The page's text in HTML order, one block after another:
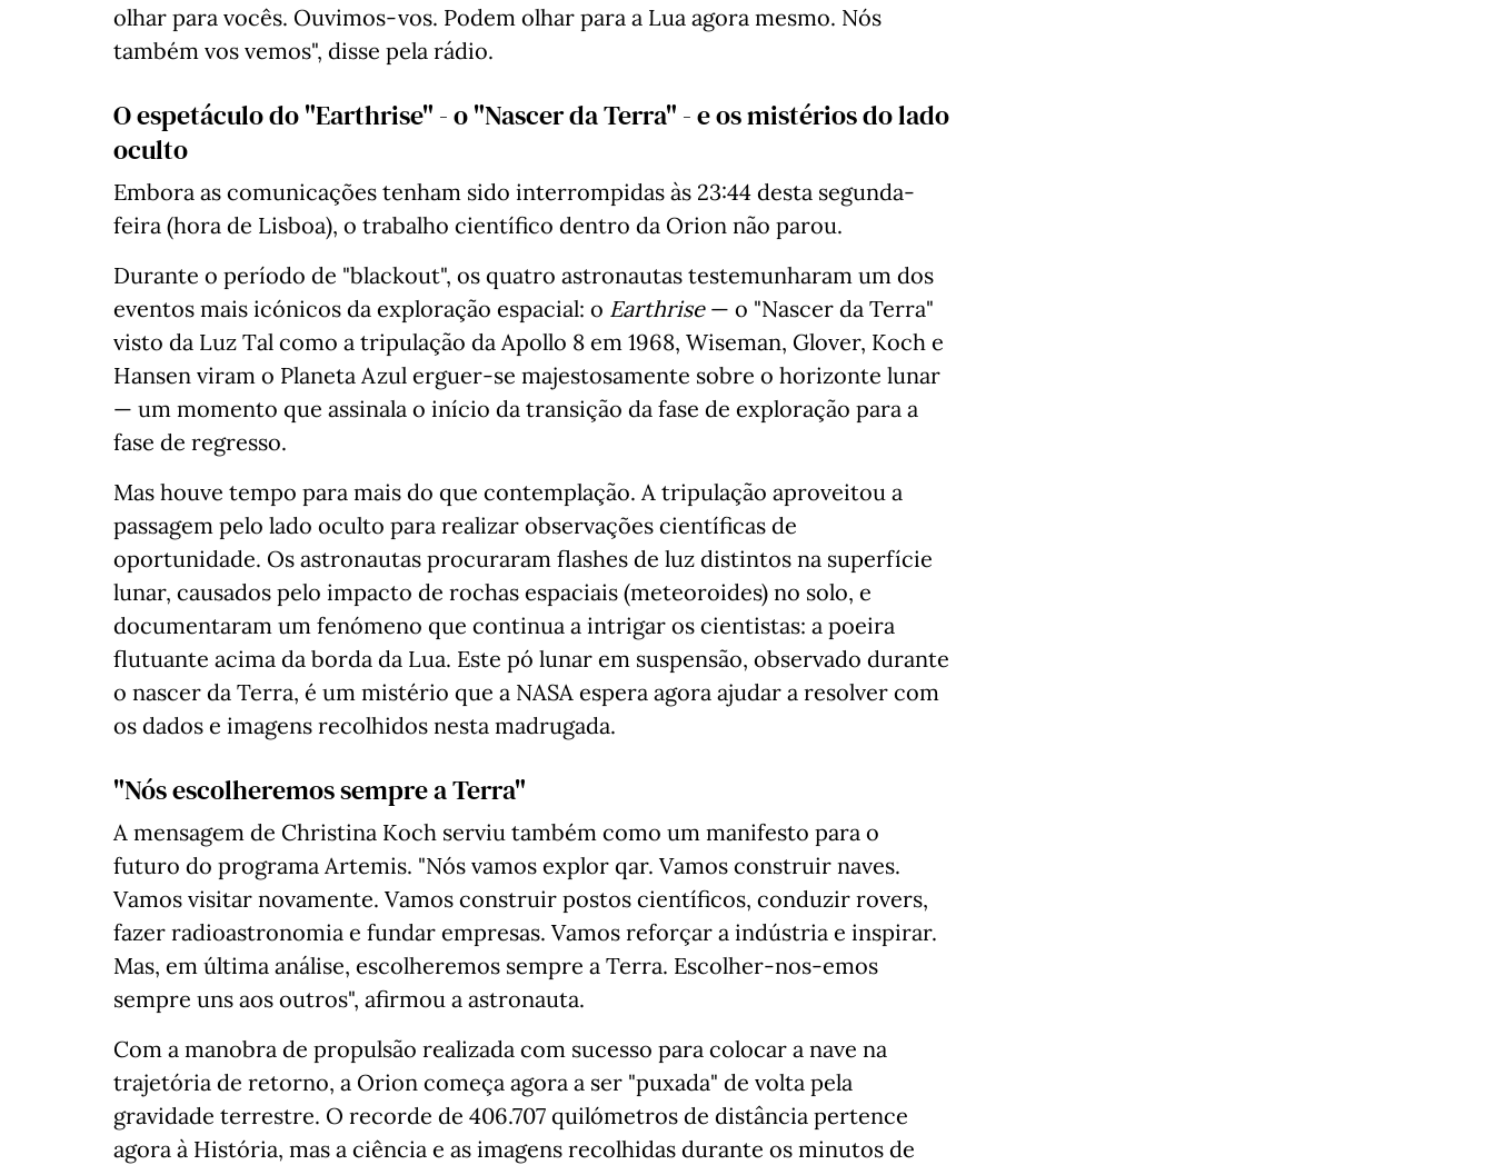
olhar para vocês. Ouvimos-vos. Podem olhar para a Lua agora mesmo. Nós
também vos vemos", disse pela rádio.
O espetáculo do "Earthrise" - o "Nascer da Terra" - e os mistérios do lado
oculto
Embora as comunicações tenham sido interrompidas às 23:44 desta segunda-
feira (hora de Lisboa), o trabalho científico dentro da Orion não parou.
Durante o período de "blackout", os quatro astronautas testemunharam um dos
eventos mais icónicos da exploração espacial: o Earthrise — o "Nascer da Terra"
visto da Luz Tal como a tripulação da Apollo 8 em 1968, Wiseman, Glover, Koch e
Hansen viram o Planeta Azul erguer-se majestosamente sobre o horizonte lunar
— um momento que assinala o início da transição da fase de exploração para a
fase de regresso.
Mas houve tempo para mais do que contemplação. A tripulação aproveitou a
passagem pelo lado oculto para realizar observações científicas de
oportunidade. Os astronautas procuraram flashes de luz distintos na superfície
lunar, causados pelo impacto de rochas espaciais (meteoroides) no solo, e
documentaram um fenómeno que continua a intrigar os cientistas: a poeira
flutuante acima da borda da Lua. Este pó lunar em suspensão, observado durante
o nascer da Terra, é um mistério que a NASA espera agora ajudar a resolver com
os dados e imagens recolhidos nesta madrugada.
"Nós escolheremos sempre a Terra"
A mensagem de Christina Koch serviu também como um manifesto para o
futuro do programa Artemis. "Nós vamos explor qar. Vamos construir naves.
Vamos visitar novamente. Vamos construir postos científicos, conduzir rovers,
fazer radioastronomia e fundar empresas. Vamos reforçar a indústria e inspirar.
Mas, em última análise, escolheremos sempre a Terra. Escolher-nos-emos
sempre uns aos outros", afirmou a astronauta.
Com a manobra de propulsão realizada com sucesso para colocar a nave na
trajetória de retorno, a Orion começa agora a ser "puxada" de volta pela
gravidade terrestre. O recorde de 406.707 quilómetros de distância pertence
agora à História, mas a ciência e as imagens recolhidas durante os minutos de